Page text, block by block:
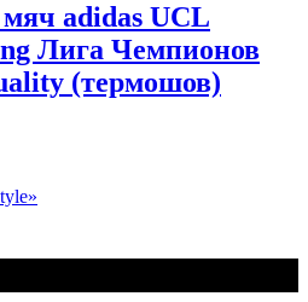
adidas UCL
Лига Чемпионов
(термошов)